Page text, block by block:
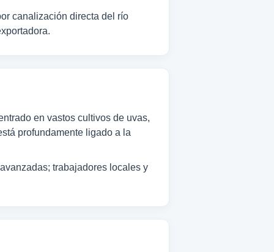
canalización directa del río
en vastos cultivos de uvas,
profundamente ligado a la
trabajadores locales y